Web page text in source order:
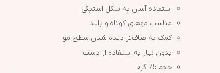
استفاده آسان به شکل استیکی
مناسب موهای کوتاه و بلند
کمک به صاف‌تر دیده شدن سطح مو
بدون نیاز به استفاده از دست
حجم 75 گرم